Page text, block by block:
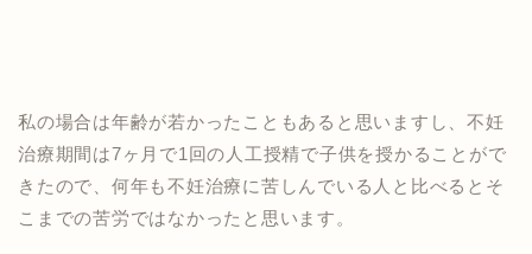
私の場合は年齢が若かったこともあると思いますし、不妊
治療期間は7ヶ月で1回の人工授精で子供を授かることがで
きたので、何年も不妊治療に苦しんでいる人と比べるとそ
こまでの苦労ではなかったと思います。